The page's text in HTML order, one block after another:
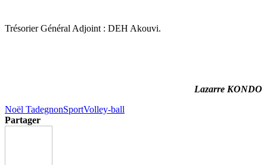
Trésorier Général Adjoint : DEH Akouvi.
Lazarre KONDO
Noël TadegnonSportVolley-ball
Partager